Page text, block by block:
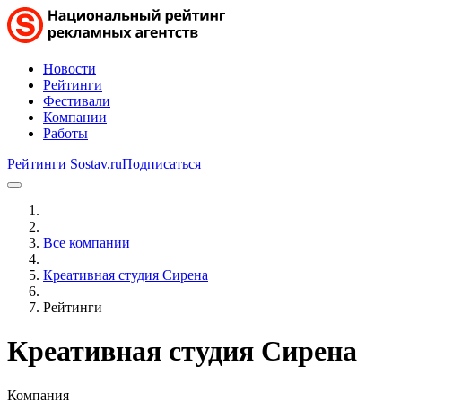
Новости
Рейтинги
Фестивали
Компании
Работы
Рейтинги Sostav.ruПодписаться
Все компании
Креативная студия Сирена
Рейтинги
Креативная студия Сирена
Компания